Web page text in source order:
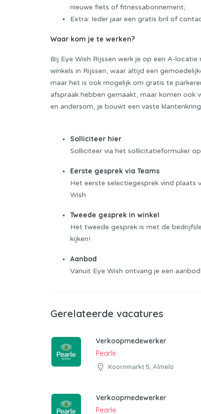
nieuwe fiets of fitnessabonnement;
Extra: Ieder jaar een gratis bril of
Waar kom je te werken?
Bij Eye Wish Rijssen werk je op een A-locatie
winkels in Rijssen, waar altijd een
maar het is ook mogelijk om gratis te
afspraak hebben gemaakt, maar komen ook
en andersom, je bouwt een vaste
Solliciteer hier
Solliciteer via het sollicitatieformulier
Eerste gesprek via Teams
Het eerste selectiegesprek vind plaats
Wish.
Tweede gesprek in winkel
Het tweede gesprek is met de
kijken!
Aanbod
Vanuit Eye Wish ontvang je een
Gerelateerde vacatures
Verkoopmedewerker
Pearle
Koornmarkt 5, Almelo
Verkoopmedewerker
Pearle